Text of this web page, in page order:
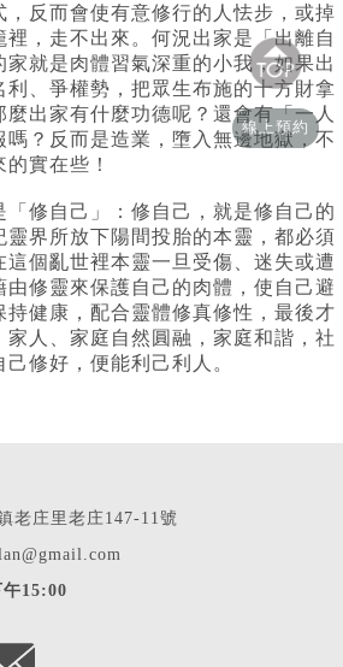
反而會使有意修行的人怯步，或掉
裡，走不出來。何況出家是「出離自
就是肉體習氣深重的小我，如果出
利、爭權勢，把眾生布施的十方財拿
出家有什麼功德呢？還會有「一人
嗎？反而是造業，墮入無邊地獄，不
實在些！
「修自己」：修自己，就是修自己的
靈界所放下陽間投胎的本靈，都必須
個亂世裡本靈一旦受傷、迷失或遭
修靈來保護自己的肉體，使自己避
持健康，配合靈體修真修性，最後才
人、家庭自然圓融，家庭和諧，社
修好，便能利己利人。
老庄里老庄147-11號
15:00
線上預約